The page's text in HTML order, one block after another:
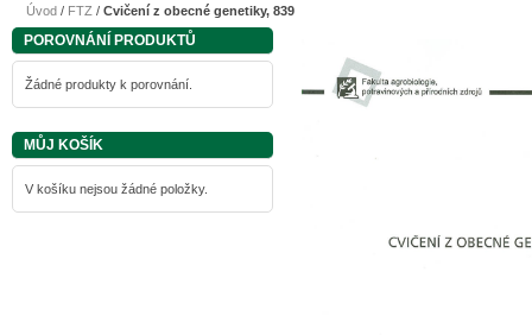
Úvod / FTZ / Cvičení z obecné genetiky, 839
POROVNÁNÍ PRODUKTŮ
Žádné produkty k porovnání.
MŮJ KOŠÍK
V košíku nejsou žádné položky.